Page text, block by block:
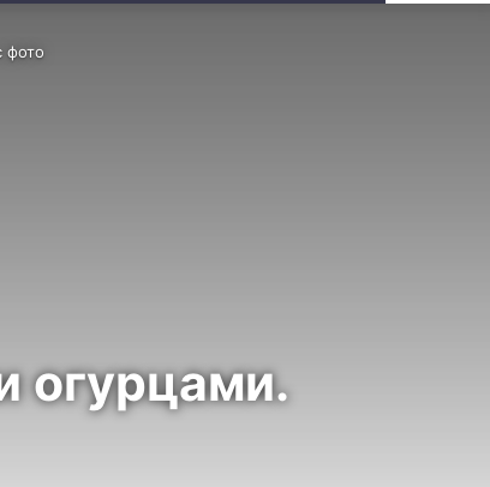
фото
огурцами.